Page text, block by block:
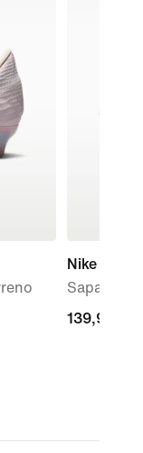
Nike Mind
139,99
139,99 €